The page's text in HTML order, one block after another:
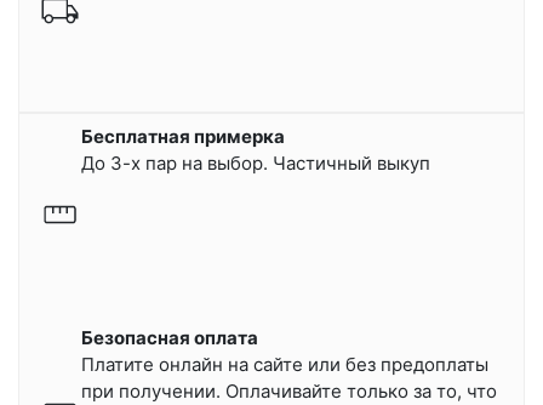
Бесплатная примерка
До 3-х пар на выбор. Частичный выкуп
Безопасная оплата
Платите онлайн на сайте или без предоплаты
при получении. Оплачивайте только за то, что